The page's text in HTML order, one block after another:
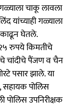
चाकू लावला
यांच्याही गळ्याला
काढून घेतले.
रुपये किमतीचे
चांदीचे पैंजण व चैन
पसार झाले. या
सहायक पोलिस
पोलिस उपनिरीक्षक